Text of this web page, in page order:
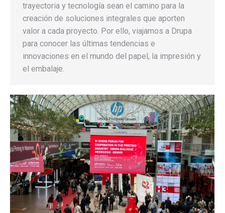
trayectoria y tecnología sean el camino para la
creación de soluciones integrales que aporten
valor a cada proyecto. Por ello, viajamos a Drupa
para conocer las últimas tendencias e
innovaciones en el mundo del papel, la impresión y
el embalaje.